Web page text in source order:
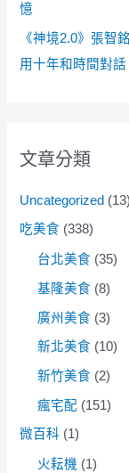
憶
《神境2.0》張智
用十年和時間對話
文章分類
Uncategorized (13)
吃美食 (338)
台北美食 (35)
基隆美食 (8)
廣州美食 (3)
新北美食 (10)
新竹美食 (2)
瘋宅配 (151)
微百科 (1)
火耘機 (1)